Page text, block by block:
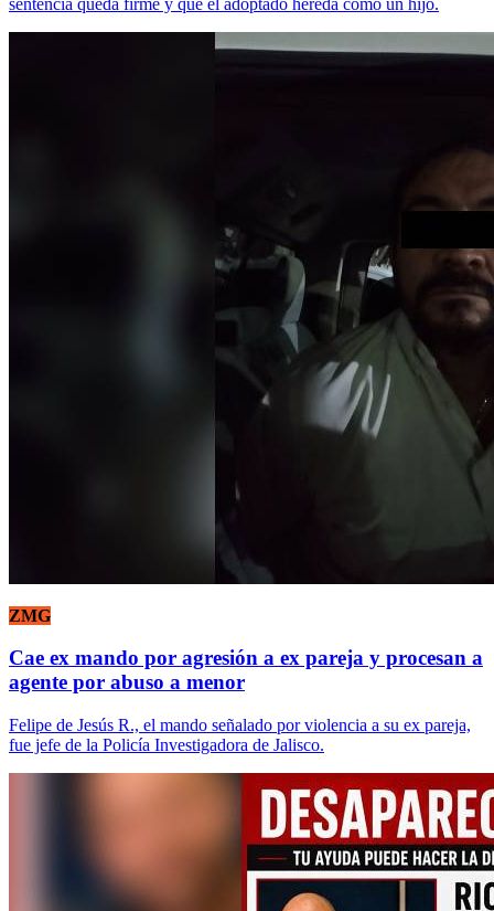
ZMG
Cae ex mando por agresión a ex pareja y procesan a
agente por abuso a menor
Felipe de Jesús R., el mando señalado por violencia a su ex pareja,
fue jefe de la Policía Investigadora de Jalisco.